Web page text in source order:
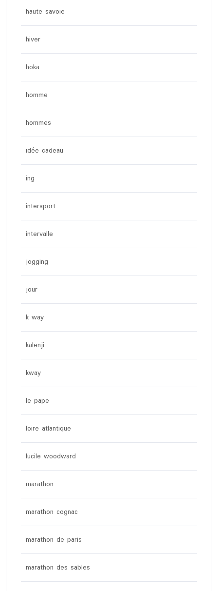
haute savoie
hiver
hoka
homme
hommes
idée cadeau
ing
intersport
intervalle
jogging
jour
k way
kalenji
kway
le pape
loire atlantique
lucile woodward
marathon
marathon cognac
marathon de paris
marathon des sables